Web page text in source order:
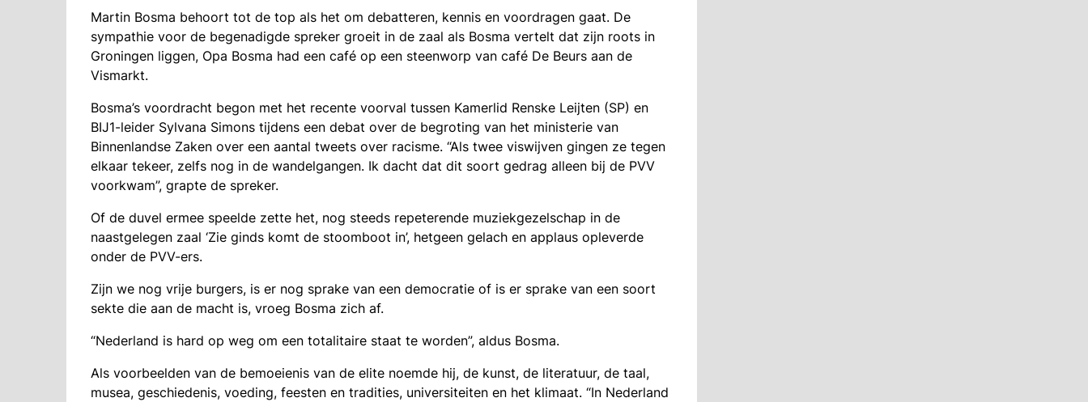
Martin Bosma behoort tot de top als het om debatteren, kennis en voordragen gaat. De
sympathie voor de begenadigde spreker groeit in de zaal als Bosma vertelt dat zijn roots in
Groningen liggen, Opa Bosma had een café op een steenworp van café De Beurs aan de
Vismarkt.
Bosma’s voordracht begon met het recente voorval tussen Kamerlid Renske Leijten (SP) en
BIJ1-leider Sylvana Simons tijdens een debat over de begroting van het ministerie van
Binnenlandse Zaken over een aantal tweets over racisme. “Als twee viswijven gingen ze tegen
elkaar tekeer, zelfs nog in de wandelgangen. Ik dacht dat dit soort gedrag alleen bij de PVV
voorkwam”, grapte de spreker.
Of de duvel ermee speelde zette het, nog steeds repeterende muziekgezelschap in de
naastgelegen zaal ‘Zie ginds komt de stoomboot in’, hetgeen gelach en applaus opleverde
onder de PVV-ers.
Zijn we nog vrije burgers, is er nog sprake van een democratie of is er sprake van een soort
sekte die aan de macht is, vroeg Bosma zich af.
“Nederland is hard op weg om een totalitaire staat te worden”, aldus Bosma.
Als voorbeelden van de bemoeienis van de elite noemde hij, de kunst, de literatuur, de taal,
musea, geschiedenis, voeding, feesten en tradities, universiteiten en het klimaat. “In Nederland